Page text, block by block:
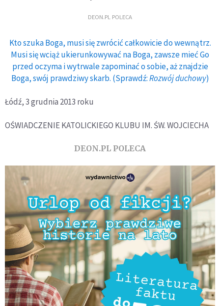
DEON.PL POLECA
Kto szuka Boga, musi się zwrócić całkowicie do wewnątrz.
Musi się wciąż ukierunkowywać na Boga, zawsze mieć Go
przed oczyma i wytrwale zapominać o sobie, aż znajdzie
Boga, swój prawdziwy skarb. (Sprawdź:Rozwój duchowy)
Łódź, 3 grudnia 2013 roku
OŚWIADCZENIE KATOLICKIEGO KLUBU IM. ŚW. WOJCIECHA
DEON.PL POLECA